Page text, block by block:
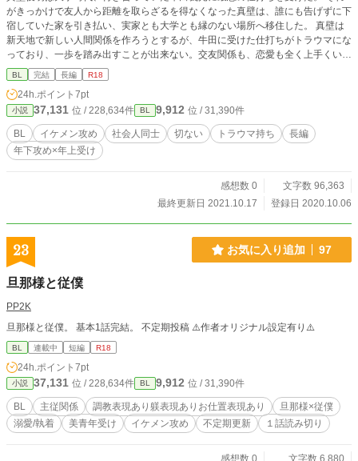
がきっかけで友人から距離を取らざるを得なくなった真壁は、誰にも告げずに下
宿していた家を引き払い、実家とも大学とも縁のない場所へ移住した。 真壁は
新天地で新しい人間関係を作ろうとするが、牛田に受けた仕打ちがトラウマにな
っており、一歩を踏み出すことが出来ない。交友関係も、恋愛も全く上手くいか
なかった。 そんな中、大学時代からファンだったロックバンド･スパイラルの曲
だけは、真壁の心を支えてくれた。 それから四年後、真壁は初めて参戦したス
パイラルのライブで、取引先の製薬会社の担当である宮下悠人と隣の席になる。
それがきっかけで二人はプライベートでも交友を深めるようになり、真壁は次第
に宮下に惹かれていくのだが……。 ◆2021/10/17 完結しました。お読みいた
だき、ありがとうございました。 ※エブリスタさんで投稿している話と同一の
ものです。 ※R18描写の該当ページには◎が付いています。閲覧の際はご注意
BL 完結 長編 R18
24h.ポイント 7pt
小説 37,131 位 / 228,634件 BL 9,912 位 / 31,390件
BL イケメン攻め 社会人同士 切ない トラウマ持ち
長編
年下攻め×年上受け
感想数 0
文字数 96,363
最終更新日 2021.10.17
登録日 2020.10.06
23 お気に入り追加 97
旦那様と従僕
PP2K
旦那様と従僕。 基本1話完結。 不定期投稿 ⚠️作者オリジナル設定有り⚠️
BL 連載中 短編 R18
24h.ポイント 7pt
小説 37,131 位 / 228,634件 BL 9,912 位 / 31,390件
BL 主従関係 調教表現あり躾表現ありお仕置表現あり
旦那様×従僕
溺愛/執着
美青年受け イケメン攻め 不定期更新 １話読み切り
感想数 0 文字数 6,880